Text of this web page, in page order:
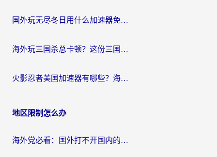
国外玩无尽冬日用什么加速器免费？海外党国服游戏加速避坑指南
海外玩三国杀总卡顿？这份三国杀游戏加速器指南帮你告别延迟烦恼
火影忍者美国加速器有哪些？海外党亲测的国服游戏加速全攻略（含菲律宾玩三国之刃守望黎明技巧）
地区限制怎么办
海外党必看：国外打不开国内的app怎么办？3步解决你的乡愁